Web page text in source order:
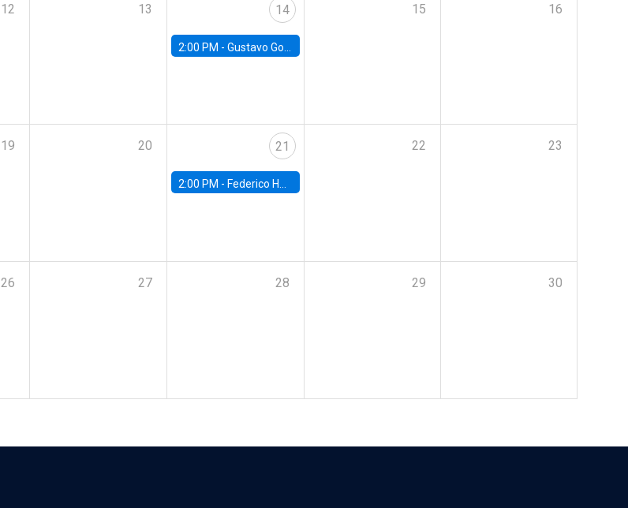
12 13 14
2:00 PM - Gustavo González - Banco Central de Chile
15 16
19 20 21
2:00 PM - Federico Huneeus - Banco Central de Chile
22 23
26 27 28 29 30